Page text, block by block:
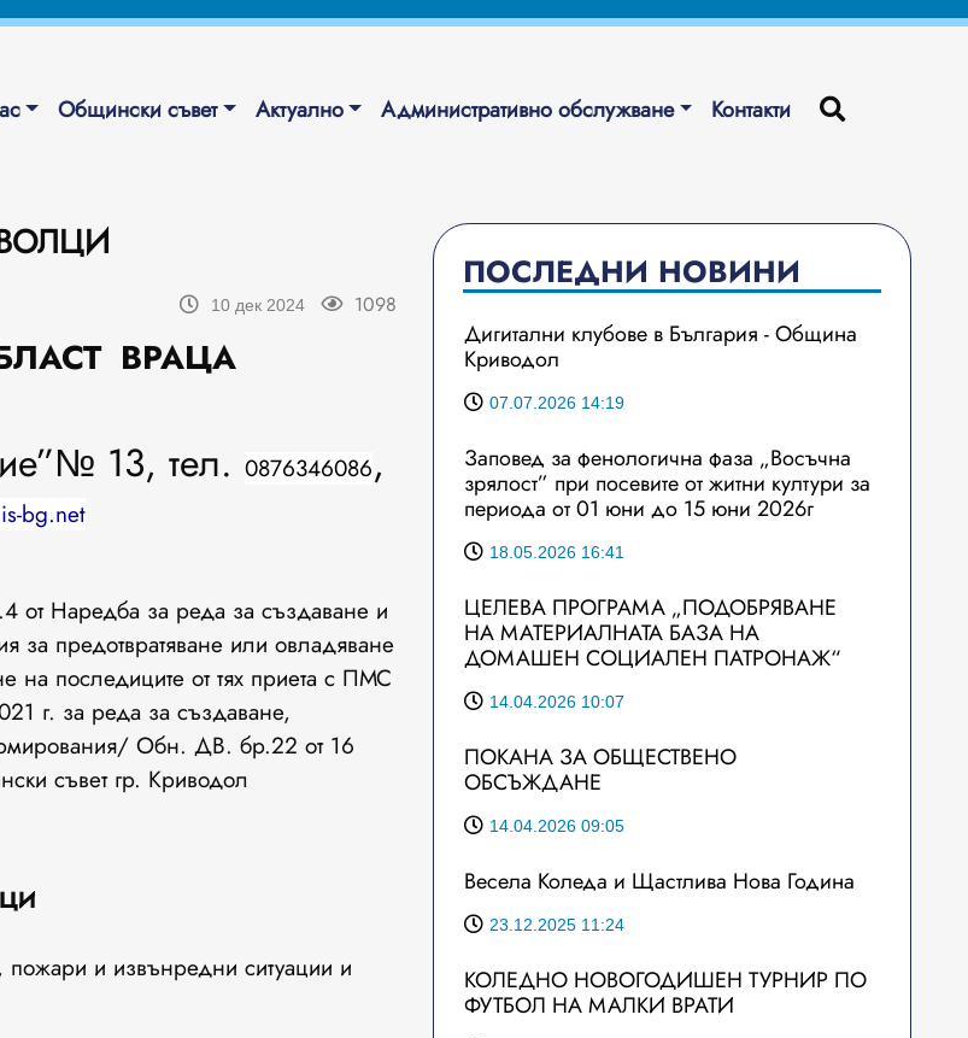
Общински съвет Актуално Административно обслужване Контакти
10 дек 2024 1098
ВРАЦА
13, тел.0876346086,
bg.net
от Наредба за реда за създаване и
за предотвратяване или овладяване
на последиците от тях приета с ПМС
г. за реда за създаване,
Обн. ДВ. бр.22 от 16
съвет гр. Криводол
пожари и извънредни ситуации и
ПОСЛЕДНИ НОВИНИ
Дигитални клубове в България - Община
Криводол
07.07.2026 14:19
Заповед за фенологична фаза „Восъчна
зрялост” при посевите от житни култури за
периода от 01 юни до 15 юни 2026г
18.05.2026 16:41
ЦЕЛЕВА ПРОГРАМА „ПОДОБРЯВАНЕ
НА МАТЕРИАЛНАТА БАЗА НА
ДОМАШЕН СОЦИАЛЕН ПАТРОНАЖ“
14.04.2026 10:07
ПОКАНА ЗА ОБЩЕСТВЕНО
ОБСЪЖДАНЕ
14.04.2026 09:05
Весела Коледа и Щастлива Нова Година
23.12.2025 11:24
КОЛЕДНО НОВОГОДИШЕН ТУРНИР ПО
ФУТБОЛ НА МАЛКИ ВРАТИ